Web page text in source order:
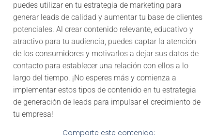
puedes utilizar en tu estrategia de marketing para
generar leads de calidad y aumentar tu base de clientes
potenciales. Al crear contenido relevante, educativo y
atractivo para tu audiencia, puedes captar la atención
de los consumidores y motivarlos a dejar sus datos de
contacto para establecer una relación con ellos a lo
largo del tiempo. ¡No esperes más y comienza a
implementar estos tipos de contenido en tu estrategia
de generación de leads para impulsar el crecimiento de
tu empresa!
Comparte este contenido: